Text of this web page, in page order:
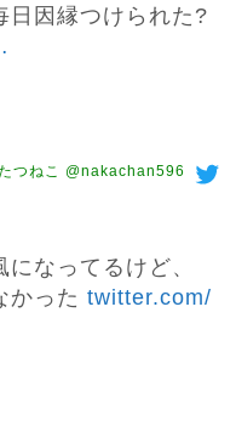
日因縁つけられた?
つねこ @nakachan596
なってるけど、
かった twitter.com/